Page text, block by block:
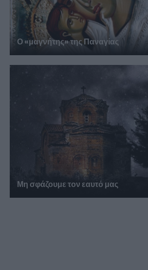
Ο «μαγνήτης» της Παναγίας
Μη σφάζουμε τον εαυτό μας